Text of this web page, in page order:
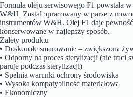
Formuła oleju serwisowego F1 powstała
W&H. Został opracowany w parze z
instrumentów W&H. Olej F1 daje
konserwowane w najlepszy sposób.
Zalety produktu
• Doskonałe smarowanie – zwiększona
• Odporny na proces sterylizacji (nie traci
paruje podczas sterylizacji)
• Spełnia warunki ochrony środowiska
• Wysoka kompatybilność materiałowa
• Ekonomiczny